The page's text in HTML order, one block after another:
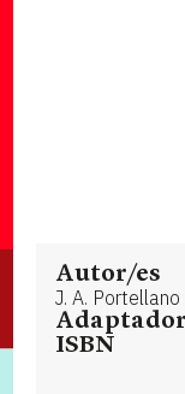
Autor/es
J. A.
ISBN